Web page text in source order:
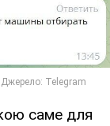
саме для